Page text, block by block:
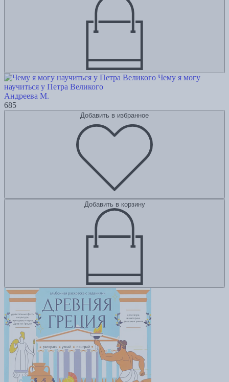
Чему я могу
научиться у Петра Великого
Андреева М.
685
Добавить в избранное
Добавить в корзину